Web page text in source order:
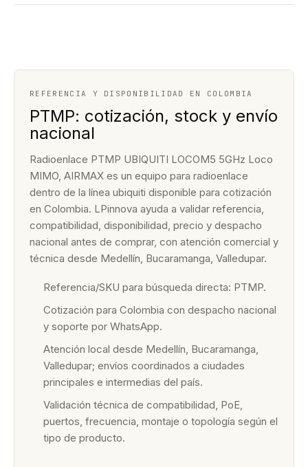
REFERENCIA Y DISPONIBILIDAD EN COLOMBIA
PTMP: cotización, stock y envío
nacional
Radioenlace PTMP UBIQUITI LOCOM5 5GHz Loco
MIMO, AIRMAX es un equipo para radioenlace
dentro de la línea ubiquiti disponible para cotización
en Colombia. LPinnova ayuda a validar referencia,
compatibilidad, disponibilidad, precio y despacho
nacional antes de comprar, con atención comercial y
técnica desde Medellín, Bucaramanga, Valledupar.
Referencia/SKU para búsqueda directa: PTMP.
Cotización para Colombia con despacho nacional
y soporte por WhatsApp.
Atención local desde Medellín, Bucaramanga,
Valledupar; envíos coordinados a ciudades
principales e intermedias del país.
Validación técnica de compatibilidad, PoE,
puertos, frecuencia, montaje o topología según el
tipo de producto.